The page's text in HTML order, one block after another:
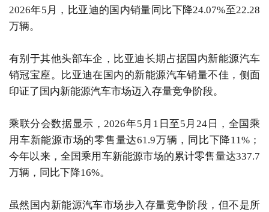
2026年5月，比亚迪的国内销量同比下降24.07%至22.28
万辆。
有别于其他头部车企，比亚迪长期占据国内新能源汽车
销冠宝座。比亚迪在国内的新能源汽车销量不佳，侧面
印证了国内新能源汽车市场迈入存量竞争阶段。
乘联分会数据显示，2026年5月1日至5月24日，全国乘
用车新能源市场的零售量达61.9万辆，同比下降11%；
今年以来，全国乘用车新能源市场的累计零售量达337.7
万辆，同比下降16%。
虽然国内新能源汽车市场步入存量竞争阶段，但不是所